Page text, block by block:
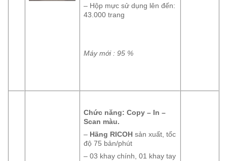
– Hộp mực sử dụng lên đến:
43.000 trang
Máy mới : 95 %
Chức năng: Copy – In –
Scan màu.
– Hãng RICOHsản xuất, tốc
độ 75 bản/phút
– 03 khay chính, 01 khay tay